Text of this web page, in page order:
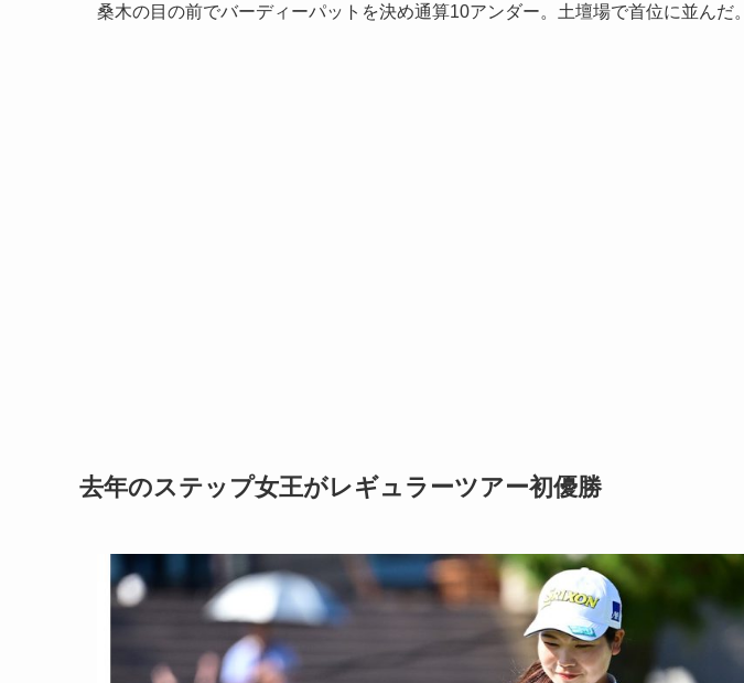
桑木の目の前でバーディーパットを決め通算10アンダー。土壇場で首位に並んだ。
去年のステップ女王がレギュラーツアー初優勝